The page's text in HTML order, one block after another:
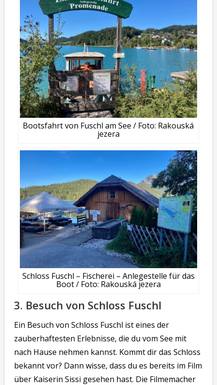
Bootsfahrt von Fuschl am See / Foto: Rakouská
jezera
Schloss Fuschl – Fischerei – Anlegestelle für das
Boot / Foto: Rakouská jezera
3. Besuch von Schloss Fuschl
Ein Besuch von Schloss Fuschl ist eines der
zauberhaftesten Erlebnisse, die du vom See mit
nach Hause nehmen kannst. Kommt dir das Schloss
bekannt vor? Dann wisse, dass du es bereits im Film
über Kaiserin Sissi gesehen hast. Die Filmemacher